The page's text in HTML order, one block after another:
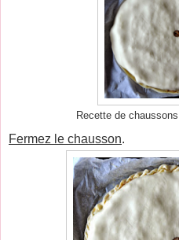
Recette de
Fermez le chausson.